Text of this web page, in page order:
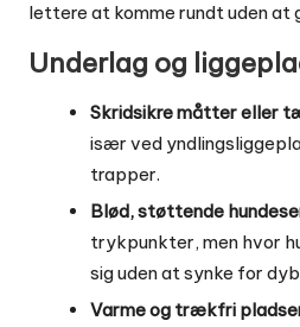
lettere at komme rundt uden at
Underlag og
Skridsikre måtter eller
især ved
trapper.
Blød, støttende
trykpunkter, men hvor
sig uden at synke for
Varme og trækfri